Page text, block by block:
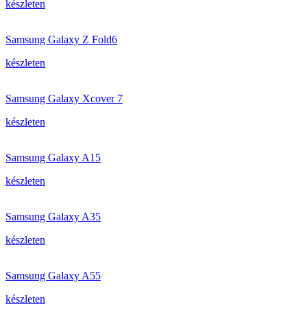
készleten
Samsung Galaxy Z Fold6
készleten
Samsung Galaxy Xcover 7
készleten
Samsung Galaxy A15
készleten
Samsung Galaxy A35
készleten
Samsung Galaxy A55
készleten